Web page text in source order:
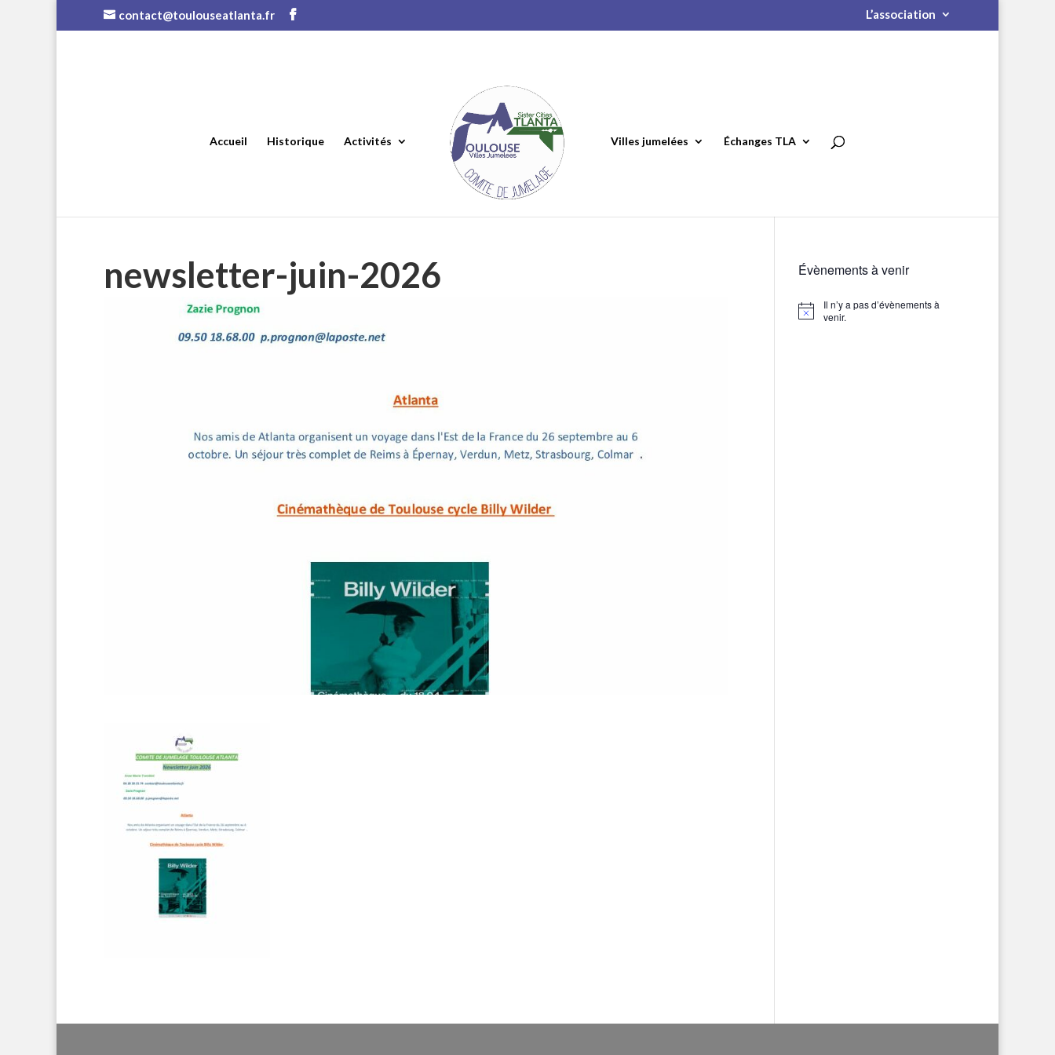
contact@toulouseatlanta.fr L’association
Accueil Historique Activités Villes jumelées Échanges TLA
newsletter-juin-2026 Évènements à venir
Notice
Il n’y a pas d’évènements à
venir.